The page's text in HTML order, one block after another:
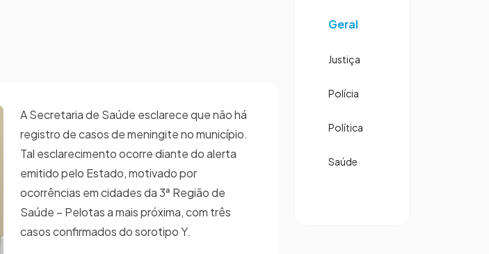
A Secretaria de Saúde esclarece que não há
registro de casos de meningite no município.
Tal esclarecimento ocorre diante do alerta
emitido pelo Estado, motivado por
ocorrências em cidades da 3ª Região de
Saúde – Pelotas a mais próxima, com três
casos confirmados do sorotipo Y.
Geral
Justiça
Polícia
Política
Saúde